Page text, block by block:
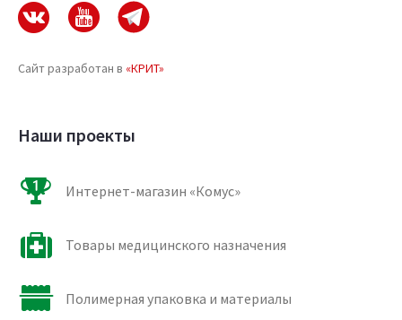
Сайт разработан в «КРИТ»
Наши проекты
Интернет-магазин «Комус»
Товары медицинского назначения
Полимерная упаковка и материалы